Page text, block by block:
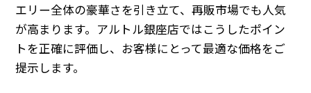
エリー全体の豪華さを引き立て、再販市場でも人気
が高まります。アルトル銀座店ではこうしたポイン
トを正確に評価し、お客様にとって最適な価格をご
提示します。